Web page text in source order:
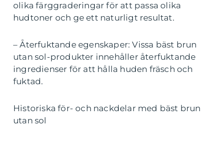
olika färggraderingar för att passa olika
hudtoner och ge ett naturligt resultat.
– Återfuktande egenskaper: Vissa bäst brun
utan sol-produkter innehåller återfuktande
ingredienser för att hålla huden fräsch och
fuktad.
Historiska för- och nackdelar med bäst brun
utan sol